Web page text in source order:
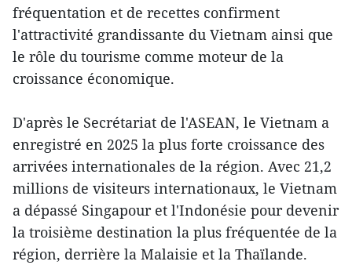
fréquentation et de recettes confirment
l'attractivité grandissante du Vietnam ainsi que
le rôle du tourisme comme moteur de la
croissance économique.
D'après le Secrétariat de l'ASEAN, le Vietnam a
enregistré en 2025 la plus forte croissance des
arrivées internationales de la région. Avec 21,2
millions de visiteurs internationaux, le Vietnam
a dépassé Singapour et l'Indonésie pour devenir
la troisième destination la plus fréquentée de la
région, derrière la Malaisie et la Thaïlande.